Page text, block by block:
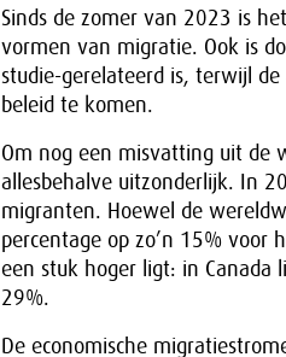
Sinds de zomer van 2023 is
vormen van migratie. Ook is
studie-gerelateerd is, terwijl
beleid te komen.
Om nog een misvatting uit de
allesbehalve uitzonderlijk. In
migranten. Hoewel de
percentage op zo’n 15% voor
een stuk hoger ligt: in
29%.
De economische